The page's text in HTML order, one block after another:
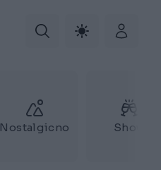
Nostalgicno Show